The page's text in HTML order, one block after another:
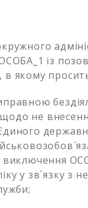
із
якому
не
виключення
у зв`язку з